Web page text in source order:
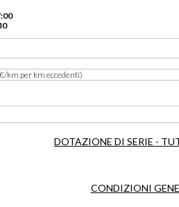
km per km eccedenti)
DOTAZIONE DI SERIE -
CONDIZIONI